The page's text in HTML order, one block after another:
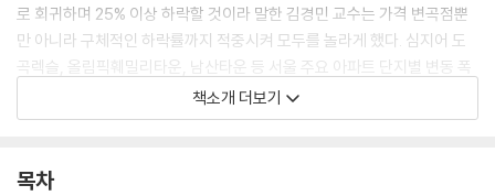
로 회귀하며 25% 이상 하락할 것이라 말한 김경민 교수는 가격 변곡점뿐
만 아니라 구체적인 하락률까지 적중시켜 모두를 놀라게 했다. 심지어 도
곡렉슬, 올림픽훼밀리타운, 남산타운 등 서울 주요 아파트 단지별 변동 폭
까지 정확히 맞혔다. [부동산 트렌드 2024]는 더욱 정밀해진 분석으로 ‘2
024년 아파트 가격’에 대한 시나리오를 제시한다. 투자자들은 그의 전망
있을 것이다.
책소개 더보기
목차